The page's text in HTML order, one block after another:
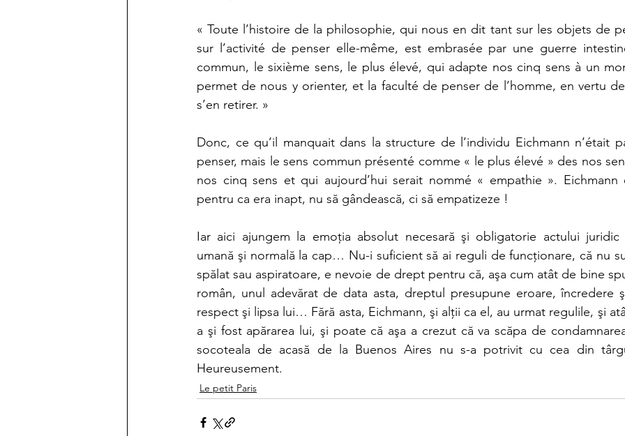
« Toute l’histoire de la philosophie, qui nous en dit tant sur les objets de
sur l’activité de penser elle-même, est embrasée par une guerre
commun, le sixième sens, le plus élevé, qui adapte nos cinq sens à un
permet de nous y orienter, et la faculté de penser de l’homme, en vertu
s’en retirer. »
Donc, ce qu’il manquait dans la structure de l’individu Eichmann n’était
penser, mais le sens commun présenté comme « le plus élevé » des nos
nos cinq sens et qui aujourd’hui serait nommé « empathie ». Eichmann
pentru ca era inapt, nu să gândească, ci să empatizeze !
Iar aici ajungem la emoţia absolut necesară şi obligatorie actului juridic
umană şi normală la cap… Nu-i suficient să ai reguli de funcţionare, că nu
spălat sau aspiratoare, e nevoie de drept pentru că, aşa cum atât de bine
român, unul adevărat de data asta, dreptul presupune eroare, încredere
respect şi lipsa lui… Fără asta, Eichmann, şi alţii ca el, au urmat regulile, şi
a şi fost apărarea lui, şi poate că aşa a crezut că va scăpa de
socoteala de acasă de la Buenos Aires nu s-a potrivit cu cea din
Heureusement.
Le petit Paris